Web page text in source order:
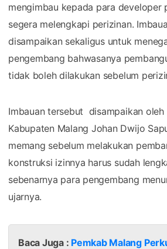
mengimbau kepada para developer
segera melengkapi perizinan.
disampaikan sekaligus untuk
pengembang bahwasanya
tidak boleh dilakukan sebelum
Imbauan tersebut disampaikan oleh
Kabupaten Malang Johan Dwijo
memang sebelum melakukan
konstruksi izinnya harus sudah
sebenarnya para pengembang
ujarnya.
Baca Juga : Pemkab Malang